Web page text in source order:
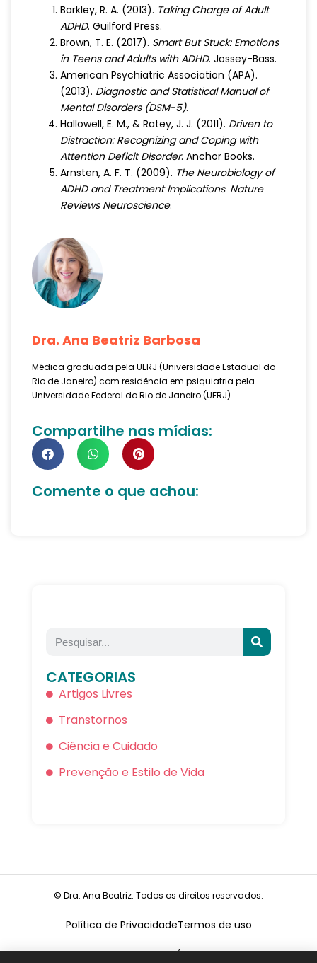
Barkley, R. A. (2013). Taking Charge of Adult
ADHD. Guilford Press.
Brown, T. E. (2017). Smart But Stuck: Emotions
in Teens and Adults with ADHD. Jossey-Bass.
American Psychiatric Association (APA).
(2013). Diagnostic and Statistical Manual of
Mental Disorders (DSM-5).
Hallowell, E. M., & Ratey, J. J. (2011). Driven to
Distraction: Recognizing and Coping with
Attention Deficit Disorder. Anchor Books.
Arnsten, A. F. T. (2009). The Neurobiology of
ADHD and Treatment Implications. Nature
Reviews Neuroscience.
Dra. Ana Beatriz Barbosa
Médica graduada pela UERJ (Universidade Estadual do
Rio de Janeiro) com residência em psiquiatria pela
Universidade Federal do Rio de Janeiro (UFRJ).
Compartilhe nas mídias:
Comente o que achou:
CATEGORIAS
Artigos Livres
Transtornos
Ciência e Cuidado
Prevenção e Estilo de Vida
© Dra. Ana Beatriz. Todos os direitos reservados.
Política de PrivacidadeTermos de uso
CNPJ:19.675.026/0001-68